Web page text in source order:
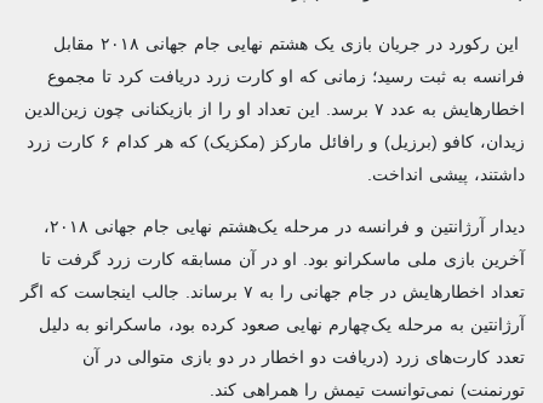
این رکورد در جریان بازی یک هشتم نهایی جام جهانی ۲۰۱۸ مقابل
فرانسه به ثبت رسید؛ زمانی که او کارت زرد دریافت کرد تا مجموع
اخطارهایش به عدد ۷ برسد. این تعداد او را از بازیکنانی چون زین‌الدین
زیدان، کافو (برزیل) و رافائل مارکز (مکزیک) که هر کدام ۶ کارت زرد
داشتند، پیشی انداخت.
دیدار آرژانتین و فرانسه در مرحله یک‌هشتم نهایی جام جهانی ۲۰۱۸،
آخرین بازی ملی ماسکرانو بود. او در آن مسابقه کارت زرد گرفت تا
تعداد اخطارهایش در جام جهانی را به ۷ برساند. جالب اینجاست که اگر
آرژانتین به مرحله یک‌چهارم نهایی صعود کرده بود، ماسکرانو به دلیل
تعدد کارت‌های زرد (دریافت دو اخطار در دو بازی متوالی در آن
تورنمنت) نمی‌توانست تیمش را همراهی کند.